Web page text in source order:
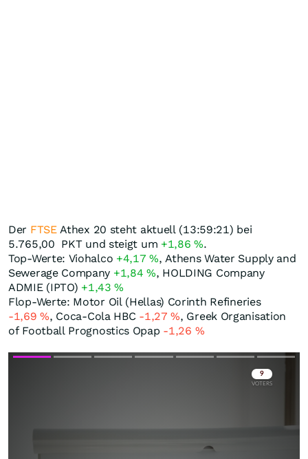
Der FTSEAthex 20 steht aktuell (13:59:21) bei
5.765,00 PKTund steigt um +1,86%.
Top-Werte: Viohalco +4,17%, Athens Water Supply and
Sewerage Company +1,84%, HOLDING Company
ADMIE (IPTO) +1,43%
Flop-Werte: Motor Oil (Hellas) Corinth Refineries
-1,69%, Coca-Cola HBC -1,27%, Greek Organisation
of Football Prognostics Opap -1,26 %